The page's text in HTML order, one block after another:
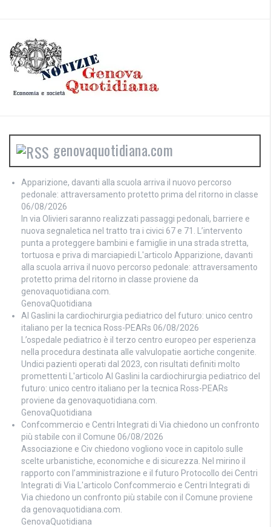
genovaquotidiana.com
Apparizione, davanti alla scuola arriva il nuovo percorso
pedonale: attraversamento protetto prima del ritorno in classe
06/08/2026
In via Olivieri saranno realizzati passaggi pedonali, barriere e
nuova segnaletica nel tratto tra i civici 67 e 71. L’intervento
punta a proteggere bambini e famiglie in una strada stretta,
tortuosa e priva di marciapiedi L'articolo Apparizione, davanti
alla scuola arriva il nuovo percorso pedonale: attraversamento
protetto prima del ritorno in classe proviene da
genovaquotidiana.com.
GenovaQuotidiana
Al Gaslini la cardiochirurgia pediatrico del futuro: unico centro
italiano per la tecnica Ross-PEARs 06/08/2026
L’ospedale pediatrico è il terzo centro europeo per esperienza
nella procedura destinata alle valvulopatie aortiche congenite.
Undici pazienti operati dal 2023, con risultati definiti molto
promettenti L'articolo Al Gaslini la cardiochirurgia pediatrico del
futuro: unico centro italiano per la tecnica Ross-PEARs
proviene da genovaquotidiana.com.
GenovaQuotidiana
Confcommercio e Centri Integrati di Via chiedono un confronto
più stabile con il Comune 06/08/2026
Associazione e Civ chiedono vogliono voce in capitolo sulle
scelte urbanistiche, economiche e di sicurezza. Nel mirino il
rapporto con l’amministrazione e il futuro Protocollo dei Centri
Integrati di Via L'articolo Confcommercio e Centri Integrati di
Via chiedono un confronto più stabile con il Comune proviene
da genovaquotidiana.com.
GenovaQuotidiana